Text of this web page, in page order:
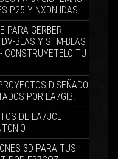
P25 Y NXDN-IDAS.
PARA GERBER
BLAS Y STM-BLAS
CONSTRUYETELO TU
DISEÑADO
POR EA7GIB.
DE EA7JCL –
3D PARA TUS